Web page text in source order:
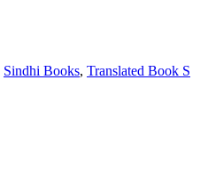
Sindhi Books, Translated Book S